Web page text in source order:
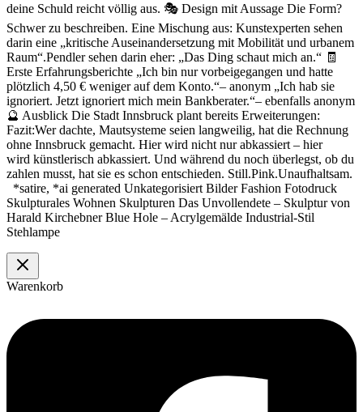
deine Schuld reicht völlig aus. 🎭 Design mit Aussage Die Form?
Schwer zu beschreiben. Eine Mischung aus: Kunstexperten sehen
darin eine „kritische Auseinandersetzung mit Mobilität und urbanem
Raum“.Pendler sehen darin eher: „Das Ding schaut mich an.“ 🧾
Erste Erfahrungsberichte „Ich bin nur vorbeigegangen und hatte
plötzlich 4,50 € weniger auf dem Konto.“– anonym „Ich hab sie
ignoriert. Jetzt ignoriert mich mein Bankberater.“– ebenfalls anonym
🔮 Ausblick Die Stadt Innsbruck plant bereits Erweiterungen:
Fazit:Wer dachte, Mautsysteme seien langweilig, hat die Rechnung
ohne Innsbruck gemacht. Hier wird nicht nur abkassiert – hier
wird künstlerisch abkassiert. Und während du noch überlegst, ob du
zahlen musst, hat sie es schon entschieden. Still.Pink.Unaufhaltsam.
*satire, *ai generated Unkategorisiert Bilder Fashion Fotodruck
Skulpturales Wohnen Skulpturen Das Unvollendete – Skulptur von
Harald Kirchebner Blue Hole – Acrylgemälde Industrial-Stil
Stehlampe
Warenkorb